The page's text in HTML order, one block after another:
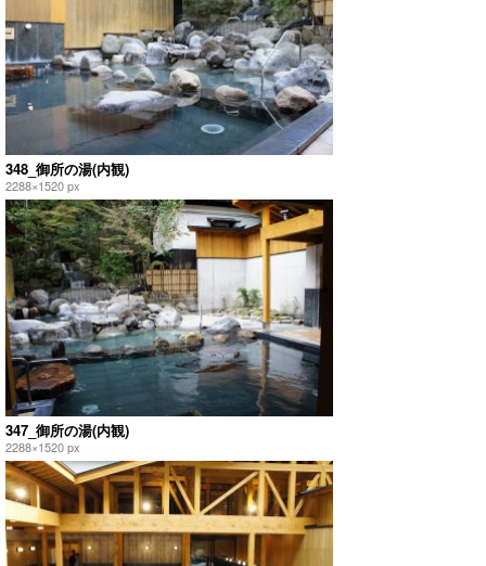
348_御所の湯(内観)
2288×1520 px
347_御所の湯(内観)
2288×1520 px